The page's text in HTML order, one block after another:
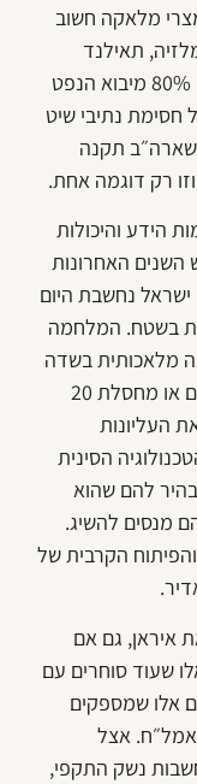
מלאקה חשוב
תאילנד
וסינגפור, שנשלט בפועל על ידי ארה"ב. 80% מיבוא הנפט
חסימת נתיבי שיט
שארה״ב תקנה
רק דוגמה אחת.
הידע והיכולות
השנים האחרונות
נחשבת היום
בשטח. המלחמה
מלאכותית בשדה
הקרב. כשישראל משבשת נחילי כטב"מים או מחסלת 20
העליונות
הסינית
להם שהוא
מנסים להשיג.
הקרבית של
איראן, גם אם
שעוד סוחרים עם
אלו שמספקים
אמל״ח. אצל
נשק התקפי,